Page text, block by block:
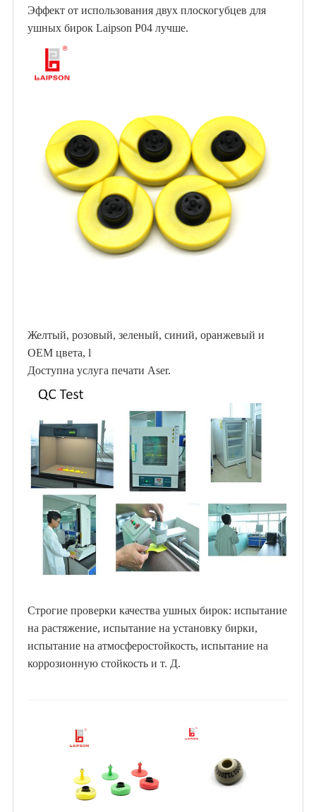
Эффект от использования двух плоскогубцев для
ушных бирок Laipson P04 лучше.
Желтый, розовый, зеленый, синий, оранжевый и
OEM цвета, l
Доступна услуга печати Aser.
Строгие проверки качества ушных бирок: испытание
на растяжение, испытание на установку бирки,
испытание на атмосферостойкость, испытание на
коррозионную стойкость и т. Д.